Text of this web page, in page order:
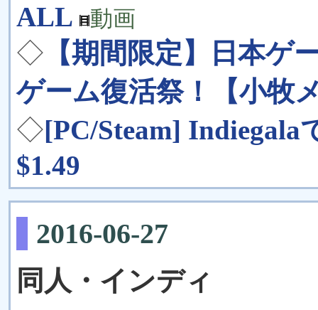
ALL
動画
◇ 【期間限定】日本ゲ
ゲーム復活祭！【小牧
◇[PC/Steam] Indiegala
$1.49
2016-06-27
同人・インディ